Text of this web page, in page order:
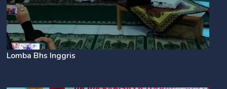
Lomba Bhs Inggris